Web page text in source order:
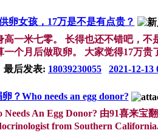
卵女孩，17万是不是有点贵？
一米七零。 长得也还不错吧，
个月后做取卵。 大家觉得17万贵
最后发表: 18039230055 2021-12-13
？Who needs an egg donor?
An Egg Donor? 由91喜来
from Southern